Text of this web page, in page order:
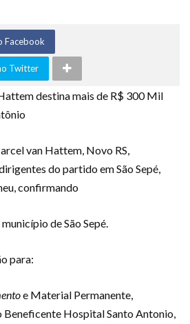
Facebook
Twitter
destina mais de R$ 300 Mil
van Hattem, Novo RS,
do partido em São Sepé,
confirmando
de São Sepé.
para:
e Material Permanente,
Beneficente Hospital Santo Antonio,